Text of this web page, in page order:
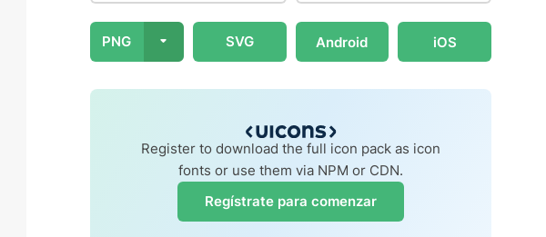
PNG SVG Android iOS
Register to download the full icon pack as icon
fonts or use them via NPM or CDN.
Regístrate para comenzar